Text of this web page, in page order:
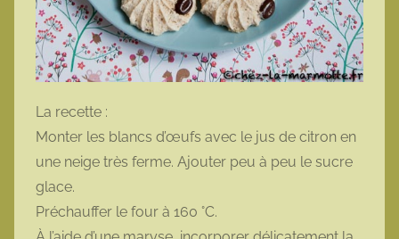
La recette :
Monter les blancs d’œufs avec le jus de citron en
une neige très ferme. Ajouter peu à peu le sucre
glace.
Préchauffer le four à 160 °C.